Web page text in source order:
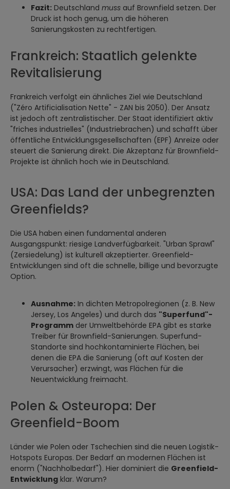
Fazit: Deutschland muss auf Brownfield setzen. Der
Druck ist hoch genug, um die höheren
Sanierungskosten zu rechtfertigen.
Frankreich: Staatlich gelenkte
Revitalisierung
Frankreich verfolgt ein ähnliches Ziel wie Deutschland
("Zéro Artificialisation Nette" - ZAN bis 2050). Der Ansatz
ist jedoch oft zentralistischer. Der Staat identifiziert aktiv
"friches industrielles" (Industriebrachen) und schafft über
öffentliche Entwicklungsgesellschaften (EPF) Anreize oder
steuert die Sanierung direkt. Die Akzeptanz für Brownfield-
Projekte ist ähnlich hoch wie in Deutschland.
USA: Das Land der unbegrenzten
Greenfields?
Die USA haben einen fundamental anderen
Ausgangspunkt: riesige Landverfügbarkeit. "Urban Sprawl"
(Zersiedelung) ist kulturell akzeptierter. Greenfield-
Entwicklungen sind oft die schnelle, billige und bevorzugte
Option.
Ausnahme: In dichten Metropolregionen (z. B. New
Jersey, Los Angeles) und durch das "Superfund"-
Programm der Umweltbehörde EPA gibt es starke
Treiber für Brownfield-Sanierungen. Superfund-
Standorte sind hochkontaminierte Flächen, bei
denen die EPA die Sanierung (oft auf Kosten der
Verursacher) erzwingt, was Flächen für die
Neuentwicklung freimacht.
Polen & Osteuropa: Der
Greenfield-Boom
Länder wie Polen oder Tschechien sind die neuen Logistik-
Hotspots Europas. Der Bedarf an modernen Flächen ist
enorm ("Nachholbedarf"). Hier dominiert die Greenfield-
Entwicklung klar. Warum?